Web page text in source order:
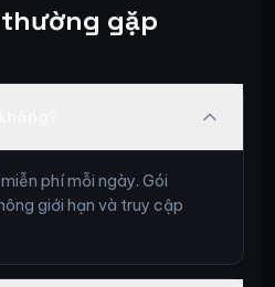
thường gặp
phí mỗi ngày. Gói
giới hạn và truy cập